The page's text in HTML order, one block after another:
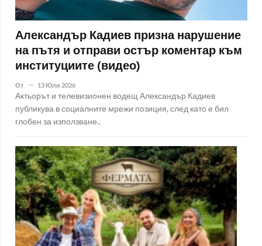
Александър Кадиев призна нарушение
на пътя и отправи остър коментар към
институциите (видео)
От 13 Юли 2026
Актьорът и телевизионен водещ Александър Кадиев
публикува в социалните мрежи позиция, след като е бил
глобен за използване..